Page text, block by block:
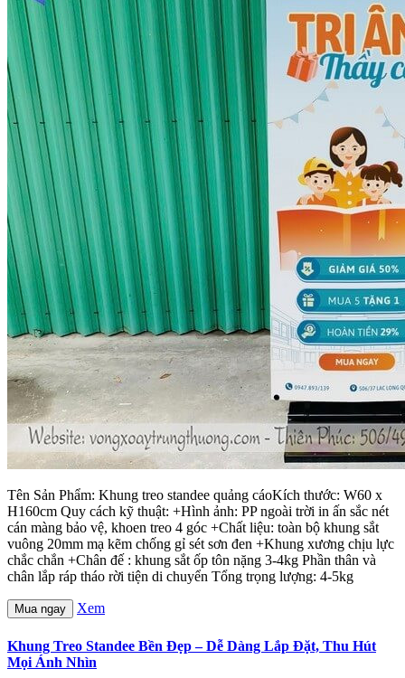
Tên Sản Phẩm: Khung treo standee quảng cáoKích thước: W60 x
H160cm Quy cách kỹ thuật: +Hình ảnh: PP ngoài trời in ấn sắc nét
cán màng bảo vệ, khoen treo 4 góc +Chất liệu: toàn bộ khung sắt
vuông 20mm mạ kẽm chống gỉ sét sơn đen +Khung xương chịu lực
chắc chắn +Chân đế : khung sắt ốp tôn nặng 3-4kg Phần thân và
chân lắp ráp tháo rời tiện di chuyển Tổng trọng lượng: 4-5kg
Mua ngay Xem
Khung Treo Standee Bền Đẹp – Dễ Dàng Lắp Đặt, Thu Hút
Mọi Ánh Nhìn